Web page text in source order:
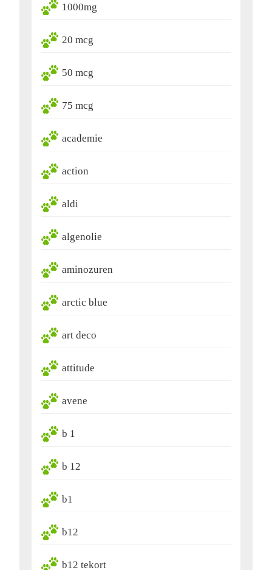
1000mg
20 mcg
50 mcg
75 mcg
academie
action
aldi
algenolie
aminozuren
arctic blue
art deco
attitude
avene
b 1
b 12
b1
b12
b12 tekort